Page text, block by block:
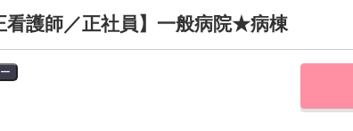
護師／正社員】一般病院★病棟